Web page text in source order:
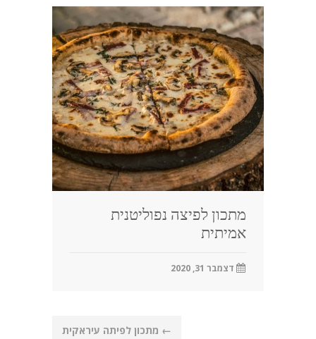
מתכון לפיצה נפוליטנית
אמיתית
דצמבר 31, 2020
← מתכון לפיתה עיראקית